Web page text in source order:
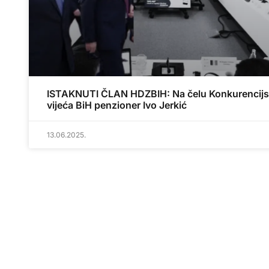
ISTAKNUTI ČLAN HDZBIH: Na čelu
vijeća BiH penzioner Ivo Jerkić
13.06.2025.